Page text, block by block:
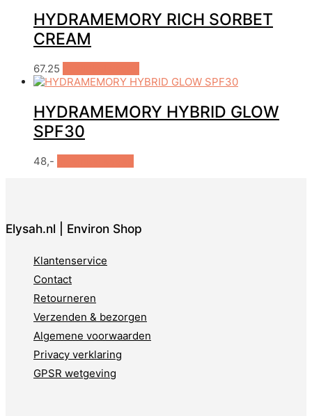
HYDRAMEMORY RICH SORBET
CREAM
67.25
HYDRAMEMORY HYBRID GLOW
SPF30
48,-
Elysah.nl | Environ Shop
Klantenservice
Contact
Retourneren
Verzenden & bezorgen
Algemene voorwaarden
Privacy verklaring
GPSR wetgeving